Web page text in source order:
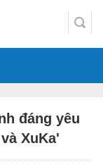
đáng yêu
XuKa'